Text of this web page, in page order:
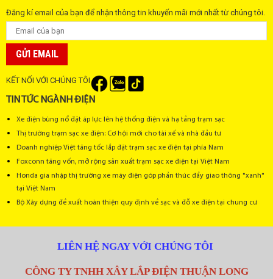
Tụ bù 3 pha 20Kvar 415V/440V
DUCATI
cái 1
MCCB tổng 3 pha 200A
Khởi động từ 3 pha 50A
Teco, Hyundai -
Korea
Đồng hồ điều khiển cos phi 4 cấp SK - VN cái
Đồng hồ đo Vôn 500V, Amper
400/5A
CNC - TQ cái
vật tư phụ
Đăng kí email của bạn để nhận thông tin khuyến mãi mới nhất từ chúng tôi.
GỬI EMAIL
KẾT NỐI VỚI CHÚNG TÔI
TIN TỨC NGÀNH ĐIỆN
Xe điện bùng nổ đặt áp lực lên hệ thống điện và hạ tầng trạm sạc
Thị trường trạm sạc xe điện: Cơ hội mới cho tài xế và nhà đầu tư
Doanh nghiệp Việt tăng tốc lắp đặt trạm sạc xe điện tại phía Nam
Foxconn tăng vốn, mở rộng sản xuất trạm sạc xe điện tại Việt Nam
Honda gia nhập thị trường xe máy điện góp phần thúc đẩy giao thông "xanh"
tại Việt Nam
Bộ Xây dựng đề xuất hoàn thiện quy định về sạc và đỗ xe điện tại chung cư
LIÊN HỆ NGAY VỚI CHÚNG TÔI
CÔNG TY TNHH XÂY LẮP ĐIỆN THUẬN LONG